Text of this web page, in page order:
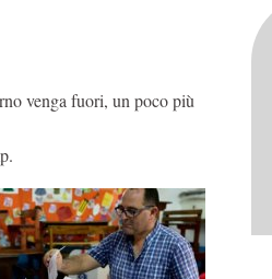
venga fuori, un poco più